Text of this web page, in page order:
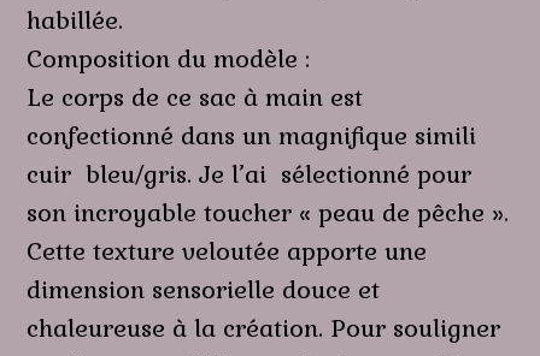
habillée.
Composition du modèle :
Le corps de ce sac à main est
confectionné dans un magnifique simili
cuir bleu/gris. Je l’ai sélectionné pour
son incroyable toucher « peau de pêche ».
Cette texture veloutée apporte une
dimension sensorielle douce et
chaleureuse à la création. Pour souligner